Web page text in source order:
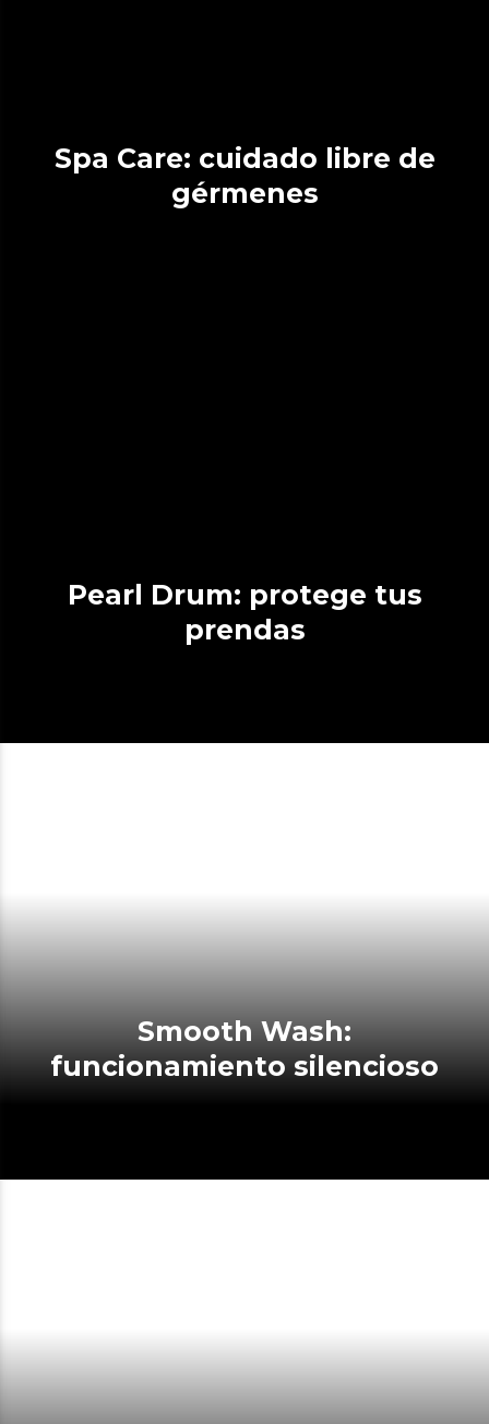
Spa Care: cuidado libre de
gérmenes
Pearl Drum: protege tus
prendas
Smooth Wash:
funcionamiento silencioso